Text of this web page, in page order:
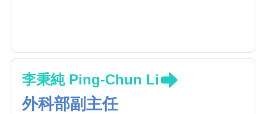
李秉純 Ping-Chun Li
外科部副主任